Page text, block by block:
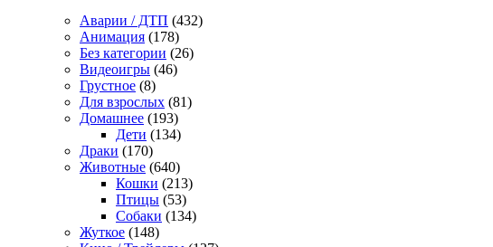
Аварии / ДТП (432)
Анимация (178)
Без категории (26)
Видеоигры (46)
Грустное (8)
Для взрослых (81)
Домашнее (193)
Дети (134)
Драки (170)
Животные (640)
Кошки (213)
Птицы (53)
Собаки (134)
Жуткое (148)